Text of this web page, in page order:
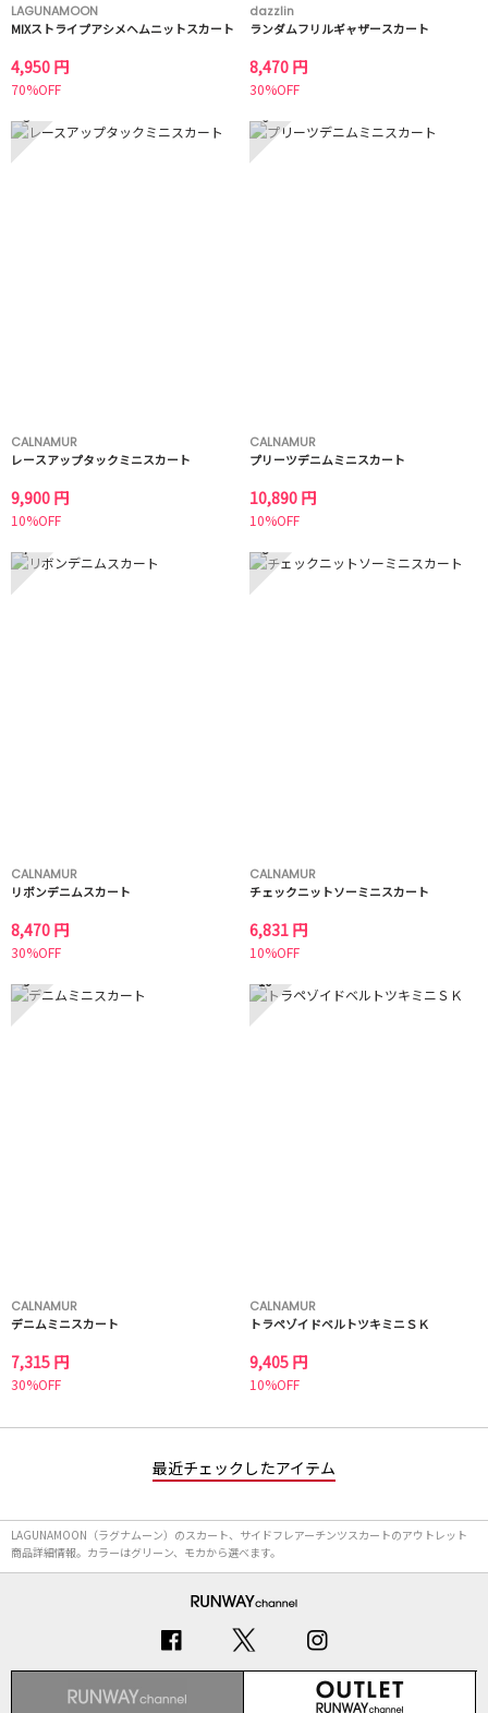
LAGUNAMOON
MIXストライプアシメヘムニットスカート
4,950 円
70%OFF
dazzlin
ランダムフリルギャザースカート
8,470 円
30%OFF
5
CALNAMUR
レースアップタックミニスカート
9,900 円
10%OFF
6
CALNAMUR
プリーツデニムミニスカート
10,890 円
10%OFF
7
CALNAMUR
リボンデニムスカート
8,470 円
30%OFF
8
CALNAMUR
チェックニットソーミニスカート
6,831 円
10%OFF
9
CALNAMUR
デニムミニスカート
7,315 円
30%OFF
10
CALNAMUR
トラペゾイドベルトツキミニＳＫ
9,405 円
10%OFF
最近チェックしたアイテム
LAGUNAMOON（ラグナムーン）のスカート、サイドフレアーチンツスカートのアウトレット
商品詳細情報。カラーはグリーン、モカから選べます。